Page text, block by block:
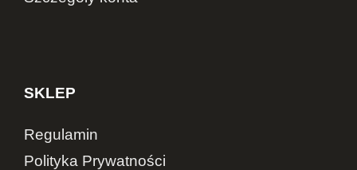
SKLEP
Regulamin
Polityka Prywatności